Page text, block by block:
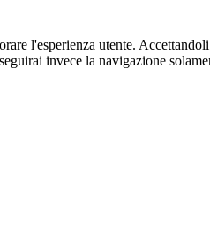
l'esperienza utente.
invece la navigazione